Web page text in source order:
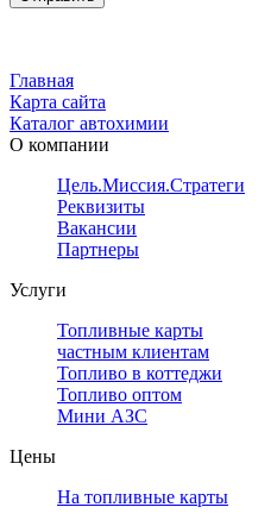
Главная
Карта сайта
Каталог автохимии
О компании
Цель.Миссия.Стратегия.
Реквизиты
Вакансии
Партнеры
Услуги
Топливные карты
частным клиентам
Топливо в коттеджи
Топливо оптом
Мини АЗС
Цены
На топливные карты